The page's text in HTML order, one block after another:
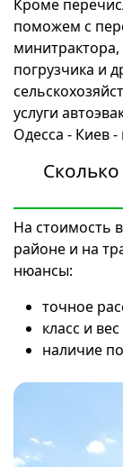
Кроме
поможем с
минитрактора,
погрузчика и
услуги
Одесса - Киев
На стоимость
районе и на
нюансы:
точное
класс и
наличие